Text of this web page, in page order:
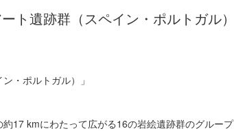
ト遺跡群（スペイン・ポルトガル）
・ポルトガル）」
17 kmにわたって広がる16の岩絵遺跡群のグループ